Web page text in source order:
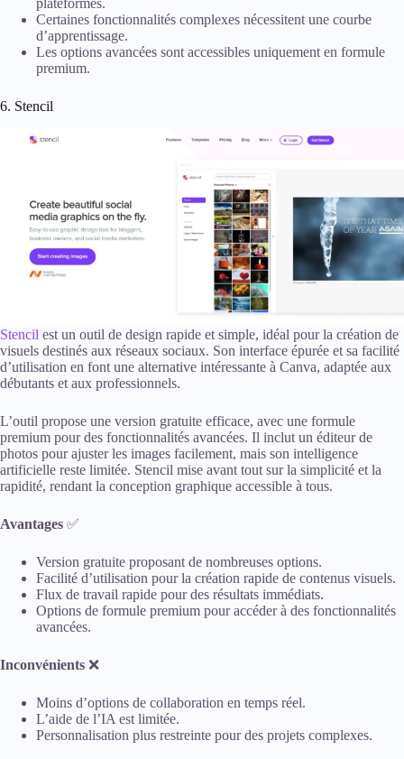
plateformes.
Certaines fonctionnalités complexes nécessitent une courbe
d’apprentissage.
Les options avancées sont accessibles uniquement en formule
premium.
6. Stencil
Stencil est un outil de design rapide et simple, idéal pour la création de
visuels destinés aux réseaux sociaux. Son interface épurée et sa facilité
d’utilisation en font une alternative intéressante à Canva, adaptée aux
débutants et aux professionnels.
L’outil propose une version gratuite efficace, avec une formule
premium pour des fonctionnalités avancées. Il inclut un éditeur de
photos pour ajuster les images facilement, mais son intelligence
artificielle reste limitée. Stencil mise avant tout sur la simplicité et la
rapidité, rendant la conception graphique accessible à tous.
Avantages ✅
Version gratuite proposant de nombreuses options.
Facilité d’utilisation pour la création rapide de contenus visuels.
Flux de travail rapide pour des résultats immédiats.
Options de formule premium pour accéder à des fonctionnalités
avancées.
Inconvénients ❌
Moins d’options de collaboration en temps réel.
L’aide de l’IA est limitée.
Personnalisation plus restreinte pour des projets complexes.